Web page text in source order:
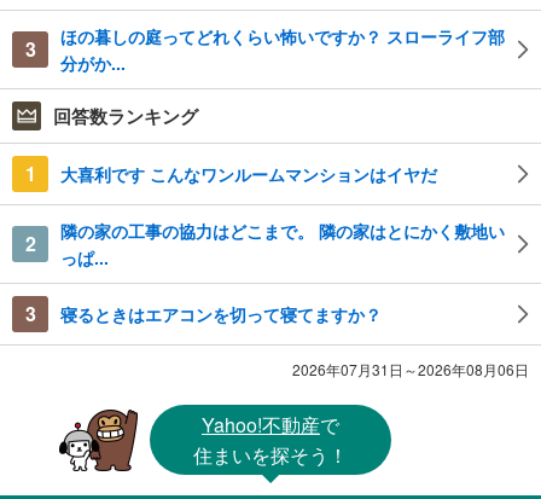
3
ほの暮しの庭ってどれくらい怖いですか？ スローライフ部
分がか...
回答数ランキング
1 大喜利です こんなワンルームマンションはイヤだ
2
隣の家の工事の協力はどこまで。 隣の家はとにかく敷地い
っぱ...
3 寝るときはエアコンを切って寝てますか？
2026年07月31日～2026年08月06日
Yahoo!不動産で
住まいを探そう！